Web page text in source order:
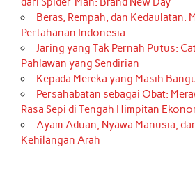
Beras, Rempah, dan Kedaulatan:
Pertahanan Indonesia
Jaring yang Tak Pernah Putus:
Pahlawan yang Sendirian
Kepada Mereka yang Masih
Persahabatan sebagai Obat:
Rasa Sepi di Tengah Himpitan
Ayam Aduan, Nyawa Manusia,
Kehilangan Arah